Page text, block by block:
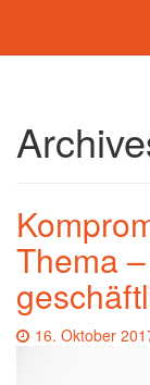
main
content
Thema
Date:
16. Oktober